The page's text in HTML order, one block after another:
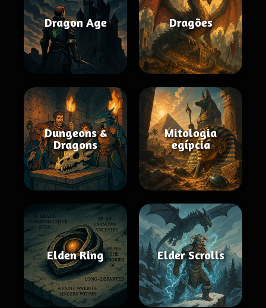
Dragon Age Dragões
Dungeons &
Dragons
Mitologia
egípcia
Elden Ring Elder Scrolls